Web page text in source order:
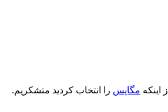
از اینکه مگاپس را انتخاب کردید متشکریم.